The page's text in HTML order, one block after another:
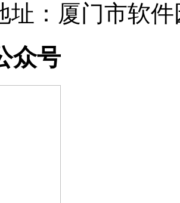
址：厦门市软
众号